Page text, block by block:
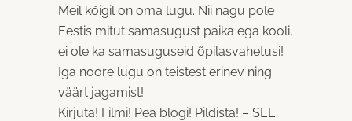
Meil kõigil on oma lugu. Nii nagu pole
Eestis mitut samasugust paika ega kooli,
ei ole ka samasuguseid õpilasvahetusi!
Iga noore lugu on teistest erinev ning
väärt jagamist!
Kirjuta! Filmi! Pea blogi! Pildista! – SEE